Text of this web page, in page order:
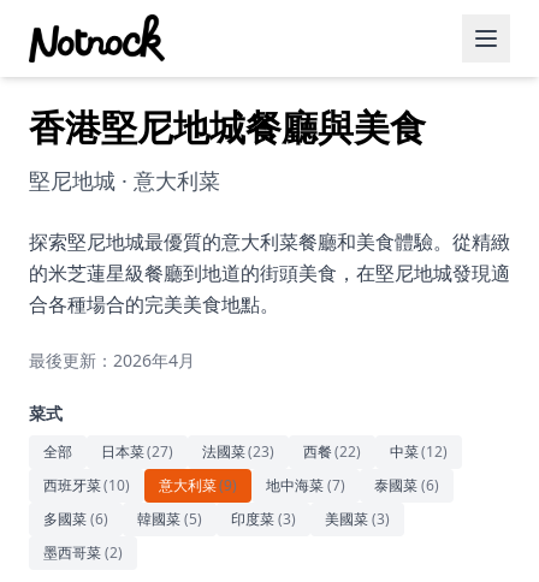
精選活動
博客文章
約會好去處
美食佳餚
藝術文化
休閒
香港堅尼地城餐廳與美食
堅尼地城 · 意大利菜
探索堅尼地城最優質的意大利菜餐廳和美食體驗。從精緻
的米芝蓮星級餐廳到地道的街頭美食，在堅尼地城發現適
合各種場合的完美美食地點。
最後更新：2026年4月
菜式
全部 日本菜(27) 法國菜(23) 西餐(22) 中菜(12)
西班牙菜(10) 意大利菜(9) 地中海菜(7) 泰國菜(6)
多國菜(6) 韓國菜(5) 印度菜(3) 美國菜(3)
墨西哥菜(2)